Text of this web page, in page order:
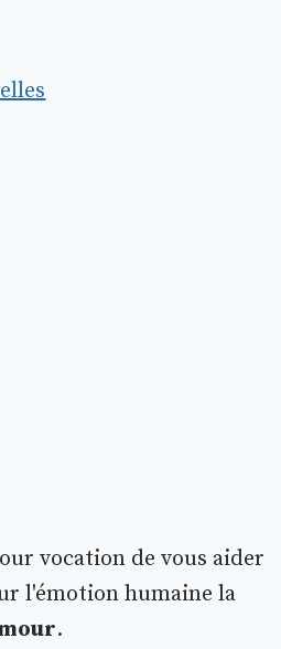
vocation de vous aider
l'émotion humaine la
.